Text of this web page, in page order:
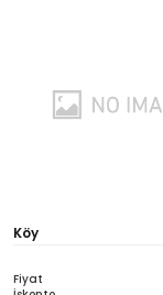
Köy
Fiyat